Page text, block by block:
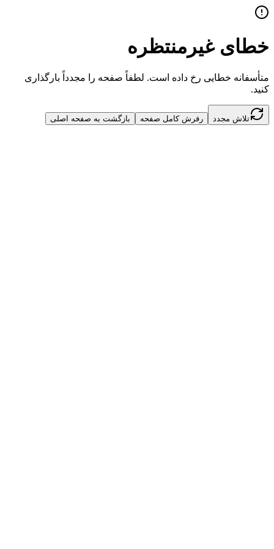
خطای غیرمنتظره
متأسفانه خطایی رخ داده است. لطفاً صفحه را مجدداً بارگذاری
کنید.
تلاش مجدد رفرش کامل صفحه بازگشت به صفحه اصلی